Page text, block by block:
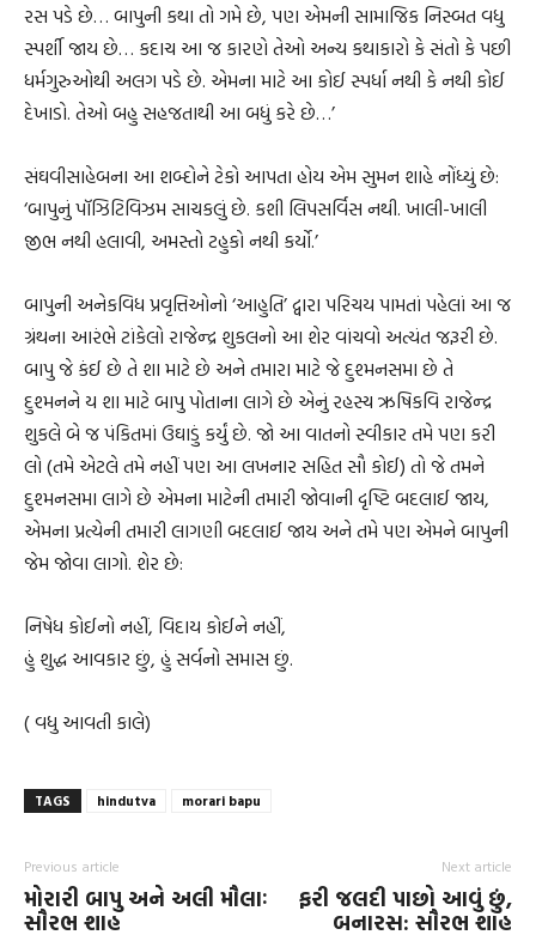
રસ પડે છે… બાપુની કથા તો ગમે છે, પણ એમની સામાજિક નિસ્બત વધુ
સ્પર્શી જાય છે… કદાચ આ જ કારણે તેઓ અન્ય કથાકારો કે સંતો કે પછી
ધર્મગુરુઓથી અલગ પડે છે. એમના માટે આ કોઈ સ્પર્ધા નથી કે નથી કોઈ
દેખાડો. તેઓ બહુ સહજતાથી આ બધું કરે છે…’
સંઘવીસાહેબના આ શબ્દોને ટેકો આપતા હોય એમ સુમન શાહે નોંધ્યું છે:
‘બાપુનું પૉઝિટિવિઝમ સાચકલું છે. કશી લિપસર્વિસ નથી. ખાલી-ખાલી
જીભ નથી હલાવી, અમસ્તો ટહુકો નથી કર્યો.’
બાપુની અનેકવિધ પ્રવૃત્તિઓનો ‘આહુતિ’ દ્વારા પરિચય પામતાં પહેલાં આ જ
ગ્રંથના આરંભે ટાંકેલો રાજેન્દ્ર શુકલનો આ શેર વાંચવો અત્યંત જરૂરી છે.
બાપુ જે કંઈ છે તે શા માટે છે અને તમારા માટે જે દુશ્મનસમા છે તે
દુશ્મનને ય શા માટે બાપુ પોતાના લાગે છે એનું રહસ્ય ઋષિકવિ રાજેન્દ્ર
શુકલે બે જ પંકિતમાં ઉઘાડું કર્યું છે. જો આ વાતનો સ્વીકાર તમે પણ કરી
લો (તમે એટલે તમે નહીં પણ આ લખનાર સહિત સૌ કોઈ) તો જે તમને
દુશ્મનસમા લાગે છે એમના માટેની તમારી જોવાની દૃષ્ટિ બદલાઈ જાય,
એમના પ્રત્યેની તમારી લાગણી બદલાઈ જાય અને તમે પણ એમને બાપુની
જેમ જોવા લાગો. શેર છે:
નિષેધ કોઈનો નહીં, વિદાય કોઈને નહીં,
હું શુદ્ધ આવકાર છું, હું સર્વનો સમાસ છું.
( વધુ આવતી કાલે)
TAGS hindutva morari bapu
Previous article
મોરારી બાપુ અને અલી મૌલાઃ
સૌરભ શાહ
Next article
ફરી જલદી પાછો આવું છું,
બનારસ: સૌરભ શાહ